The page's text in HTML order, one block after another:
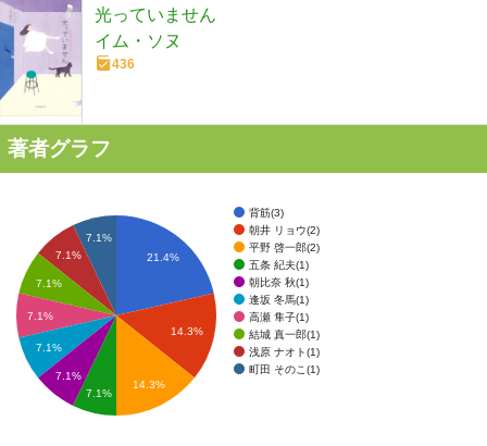
光っていません
イム・ソヌ
436
著者グラフ
背筋(3)
朝井 リョウ(2)
平野 啓一郎(2)
五条 紀夫(1)
朝比奈 秋(1)
逢坂 冬馬(1)
高瀬 隼子(1)
結城 真一郎(1)
浅原 ナオト(1)
町田 そのこ(1)
21.4%
14.3%
7.1%
7.1%
7.1%
7.1%
7.1%
7.1%
7.1%
14.3%